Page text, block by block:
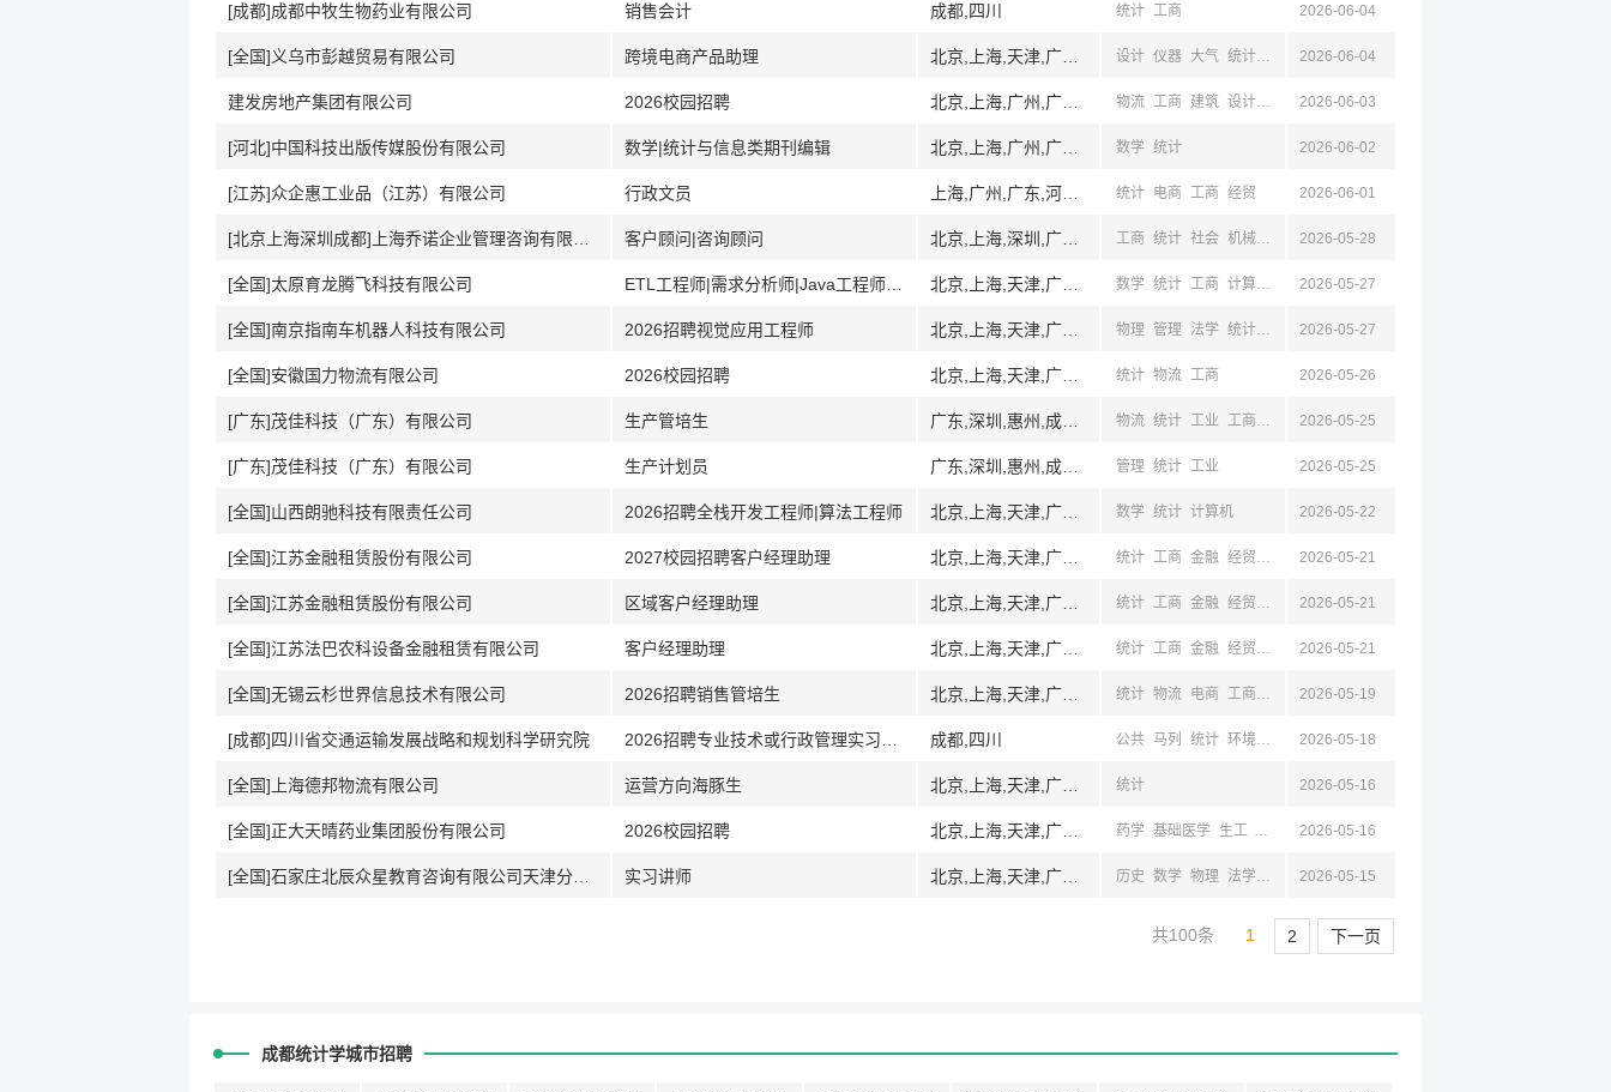
[成都]成都中牧生物药业有限公司 销售会计 成都,四川 统计 工商 2026-06-04
[全国]义乌市彭越贸易有限公司 跨境电商产品助理 设计 仪器 大气 统计 地理 电子 计算机
2026-06-04
建发房地产集团有限公司 2026校园招聘 物流 工商 建筑 设计 管理 土木 数学
2026-06-03
[河北]中国科技出版传媒股份有限公司 数学|统计与信息类期刊编辑 数学 统计 2026-06-02
[江苏]众企惠工业品（江苏）有限公司 行政文员 统计 电商 工商 经贸 2026-06-01
客户顾问|咨询顾问 工商 统计 社会 机械 经济 经贸
2026-05-28
[全国]太原育龙腾飞科技有限公司 数学 统计 工商 计算机 金融2026-05-27
[全国]南京指南车机器人科技有限公司 2026招聘视觉应用工程师 物理 管理 法学 统计 环境 工业 工商
2026-05-27
[全国]安徽国力物流有限公司 2026校园招聘 统计 物流 工商 2026-05-26
[广东]茂佳科技（广东）有限公司 生产管培生 物流 统计 工业 工商 机械 材料 电子
2026-05-25
[广东]茂佳科技（广东）有限公司 生产计划员 管理 统计 工业 2026-05-25
[全国]山西朗驰科技有限责任公司 2026招聘全栈开发工程师|算法工程师 数学 统计 计算机 2026-05-22
[全国]江苏金融租赁股份有限公司 2027校园招聘客户经理助理 统计 工商 金融 经贸 法学 经济
2026-05-21
[全国]江苏金融租赁股份有限公司 区域客户经理助理 统计 工商 金融 经贸 法学 2026-05-21
[全国]江苏法巴农科设备金融租赁有限公司 客户经理助理 统计 工商 金融 经贸 法学 经济
2026-05-21
[全国]无锡云杉世界信息技术有限公司 2026招聘销售管培生 统计 物流 电商 工商 经贸 2026-05-19
[成都]四川省交通运输发展战略和规划科学研究院 成都,四川 公共 马列 统计 环境 安全 政 经济 财政
2026-05-18
[全国]上海德邦物流有限公司 运营方向海豚生 统计 2026-05-16
[全国]正大天晴药业集团股份有限公司 2026校园招聘 药学 基础医学 生工 化工 工商 机械 自动
2026-05-16
实习讲师 历史 数学 物理 法学 哲 统计 汉语 新闻
2026-05-15
共100条 1 2 下一页
成都统计学城市招聘